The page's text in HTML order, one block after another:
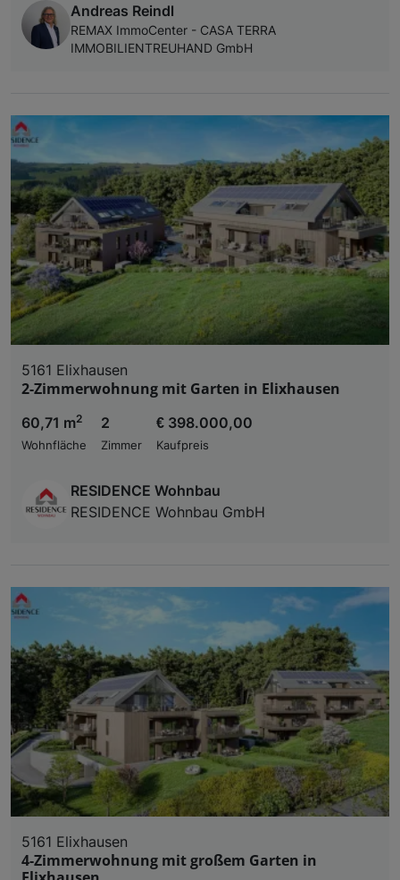
Andreas Reindl
REMAX ImmoCenter - CASA TERRA
IMMOBILIENTREUHAND GmbH
5161 Elixhausen
2-Zimmerwohnung mit Garten in Elixhausen
60,71 m2
Wohnfläche
2
Zimmer
€ 398.000,00
Kaufpreis
RESIDENCE Wohnbau
RESIDENCE Wohnbau GmbH
5161 Elixhausen
4-Zimmerwohnung mit großem Garten in